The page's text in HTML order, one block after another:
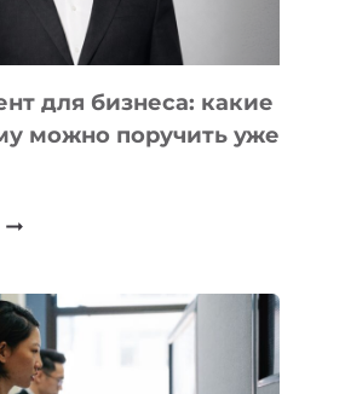
для бизнеса: какие
можно поручить уже
ИИ-
3